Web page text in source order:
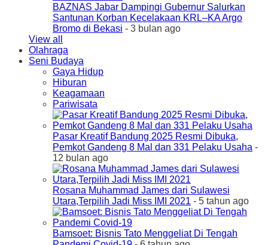
BAZNAS Jabar Dampingi Gubernur Salurkan
Santunan Korban Kecelakaan KRL–KA Argo
Bromo di Bekasi - 3 bulan ago
View all
Olahraga
Seni Budaya
Gaya Hidup
Hiburan
Keagamaan
Pariwisata
Pasar Kreatif Bandung 2025 Resmi Dibuka,
Pemkot Gandeng 8 Mal dan 331 Pelaku Usaha -
12 bulan ago
Rosana Muhammad James dari Sulawesi
Utara,Terpilih Jadi Miss IMI 2021 - 5 tahun ago
Bamsoet: Bisnis Tato Menggeliat Di Tengah